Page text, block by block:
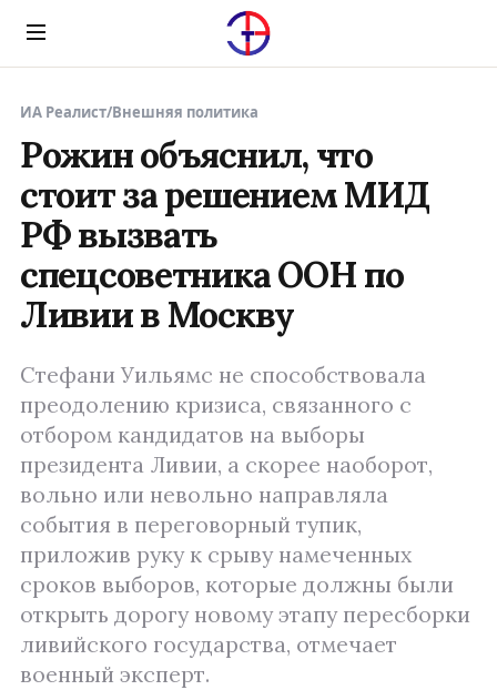
Menu
ИА Реалист/Внешняя политика
Рожин объяснил, что
стоит за решением МИД
РФ вызвать
спецсоветника ООН по
Ливии в Москву
Стефани Уильямс не способствовала
преодолению кризиса, связанного с
отбором кандидатов на выборы
президента Ливии, а скорее наоборот,
вольно или невольно направляла
события в переговорный тупик,
приложив руку к срыву намеченных
сроков выборов, которые должны были
открыть дорогу новому этапу пересборки
ливийского государства, отмечает
военный эксперт.